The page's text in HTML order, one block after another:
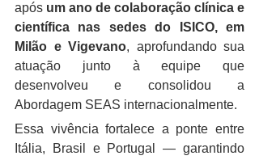
após um ano de colaboração clínica e
científica nas sedes do ISICO, em
Milão e Vigevano, aprofundando sua
atuação junto à equipe que
desenvolveu e consolidou a
Abordagem SEAS internacionalmente.
Essa vivência fortalece a ponte entre
Itália, Brasil e Portugal — garantindo